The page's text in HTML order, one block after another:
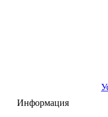
Информация